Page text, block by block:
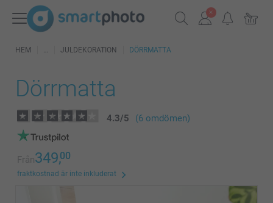
HEM JULDEKORATION DÖRRMATTA
Dörrmatta
4.3/5 (6 omdömen)
Från349,00
fraktkostnad är inte inkluderat